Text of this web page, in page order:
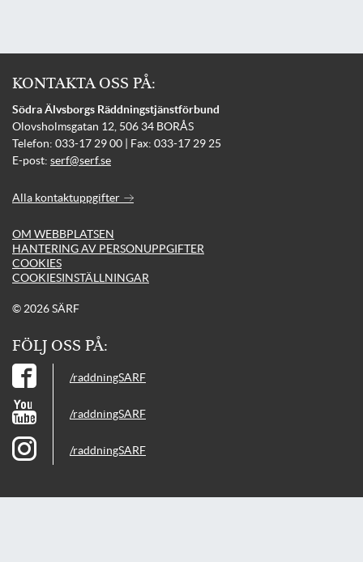
KONTAKTA OSS PÅ:
Södra Älvsborgs Räddningstjänstförbund
Olovsholmsgatan 12, 506 34 BORÅS
Telefon: 033-17 29 00 | Fax: 033-17 29 25
E-post: serf@serf.se
Alla kontaktuppgifter
OM WEBBPLATSEN
HANTERING AV PERSONUPPGIFTER
COOKIES
COOKIESINSTÄLLNINGAR
© 2026 SÄRF
FÖLJ OSS PÅ:
/raddningSARF
/raddningSARF
/raddningSARF